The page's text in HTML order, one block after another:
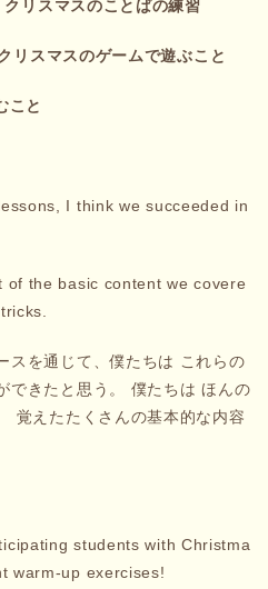
クリスマスのことばの練習
リスマスのゲームで遊ぶこと
こと
I think we succeeded in
the basic content we covere
スを通じて、僕たちは これらの
できたと思う。 僕たちは ほんの
覚えたたくさんの基本的な内容
students with Christma
warm-up exercises!